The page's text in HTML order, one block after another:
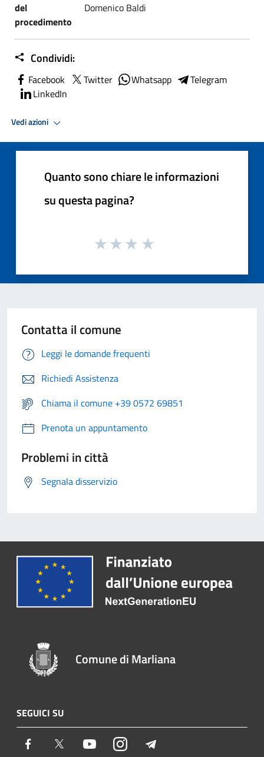
del
procedimento
Domenico Baldi
Condividi:
Facebook Twitter Whatsapp
Telegram
LinkedIn
Vedi azioni
Quanto sono chiare le informazioni
su questa pagina?
Contatta il comune
Leggi le domande frequenti
Richiedi Assistenza
Chiama il comune +39 0572 69851
Prenota un appuntamento
Problemi in città
Segnala disservizio
Comune di Marliana
SEGUICI SU
Facebook Twitter YoutubeInstagram